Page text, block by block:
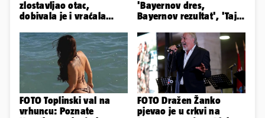
zlostavljao otac,
dobivala je i vraćala
tukao šakama'
'Bayernov dres,
Bayernov rezultat', 'Taj
Perišić'
FOTO Toplinski val na
vrhuncu: Poznate
FOTO Dražen Žanko
pjevao je u crkvi na